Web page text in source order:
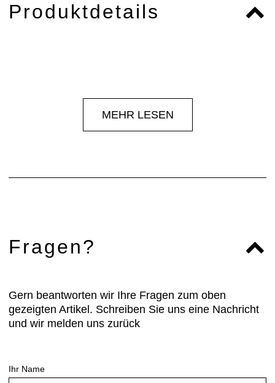
Produktdetails
MEHR LESEN
Fragen?
Gern beantworten wir Ihre Fragen zum oben
gezeigten Artikel. Schreiben Sie uns eine Nachricht
und wir melden uns zurück
Ihr Name